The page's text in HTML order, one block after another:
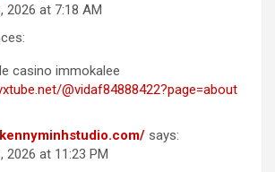
2026 at 7:18 AM
casino immokalee
@vidaf84888422?page=about
says:
2026 at 11:23 PM